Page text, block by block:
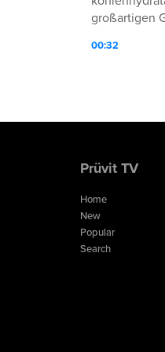
großartigen
von BESSER
00:32
Prüvit TV
Home
New
Popular
Search